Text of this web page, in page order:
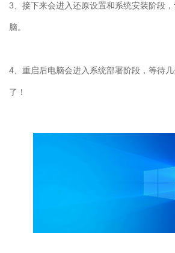
3 、接下来会进入还原设置和系统安装阶段
脑。
4 、重启后电脑会进入系统部署阶段，等待
了！